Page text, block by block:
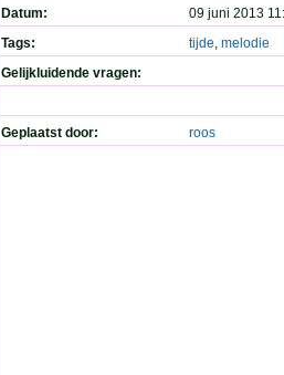
Datum:
09 juni 2013
Tags:
tijde, melodie
Gelijkluidende vragen:
Geplaatst door: roos